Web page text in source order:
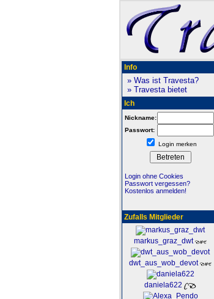
Info
» Was ist Travesta?
» Travesta bietet
Ich
Nickname:
Passwort:
Login merken
Login ohne Cookies
Passwort vergessen?
Kostenlos anmelden!
Zufalls Mitglieder
markus_graz_dwt
dwt_aus_wob_devot
daniela622